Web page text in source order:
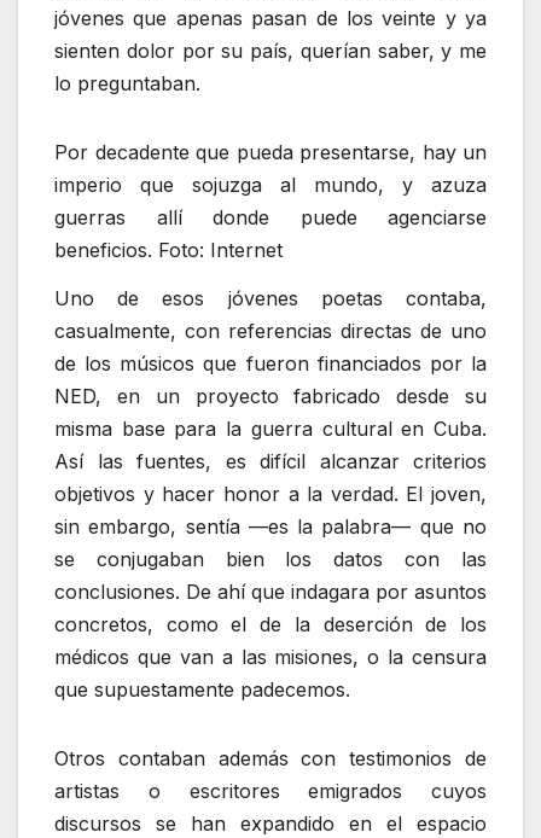
jóvenes que apenas pasan de los veinte y ya
sienten dolor por su país, querían saber, y me
lo preguntaban.
Por decadente que pueda presentarse, hay un
imperio que sojuzga al mundo, y azuza
guerras allí donde puede agenciarse
beneficios. Foto: Internet
Uno de esos jóvenes poetas contaba,
casualmente, con referencias directas de uno
de los músicos que fueron financiados por la
NED, en un proyecto fabricado desde su
misma base para la guerra cultural en Cuba.
Así las fuentes, es difícil alcanzar criterios
objetivos y hacer honor a la verdad. El joven,
sin embargo, sentía —es la palabra— que no
se conjugaban bien los datos con las
conclusiones. De ahí que indagara por asuntos
concretos, como el de la deserción de los
médicos que van a las misiones, o la censura
que supuestamente padecemos.
Otros contaban además con testimonios de
artistas o escritores emigrados cuyos
discursos se han expandido en el espacio